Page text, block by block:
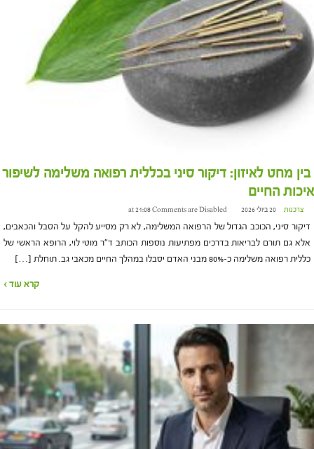
בין מחט לאיזון: דיקור סיני בכללית רפואה משלימה לשיפור
איכות החיים
צרכנות 20 ביולי 2026 at 21:08 Comments are Disabled
דיקור סיני, הכוכב הגדול של הרפואה המשלימה, לא רק מסייע להקל על הסבל והכאבים,
אלא גם תורם לבריאות בדרכים מפתיעות נוספות הכותב ד"ר מוטי לוי, הרופא הראשי של
כללית רפואה משלימה כ-80% מבני האדם יסבלו במהלך החיים מכאבי גב. תוחלת […]
קרא עוד ›